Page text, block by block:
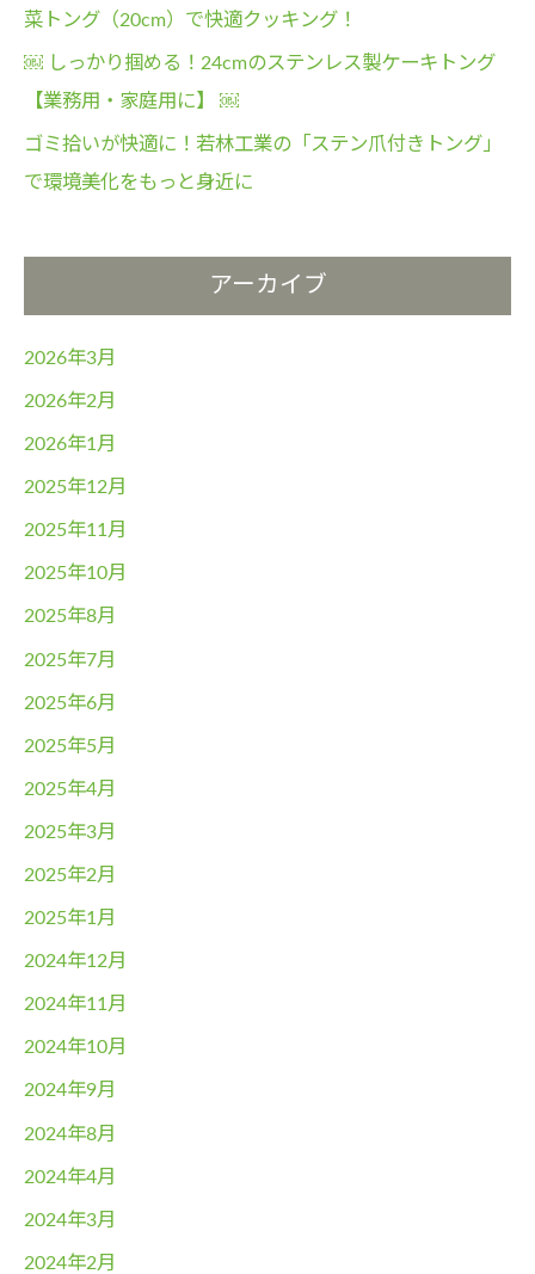
菜トング（20cm）で快適クッキング！
￼ しっかり掴める！24cmのステンレス製ケーキトング
【業務用・家庭用に】 ￼
ゴミ拾いが快適に！若林工業の「ステン爪付きトング」
で環境美化をもっと身近に
アーカイブ
2026年3月
2026年2月
2026年1月
2025年12月
2025年11月
2025年10月
2025年8月
2025年7月
2025年6月
2025年5月
2025年4月
2025年3月
2025年2月
2025年1月
2024年12月
2024年11月
2024年10月
2024年9月
2024年8月
2024年4月
2024年3月
2024年2月